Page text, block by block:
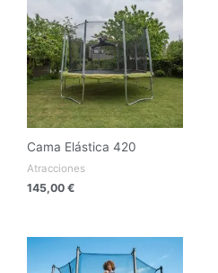
Cama Elástica 420
Atracciones
145,00 €